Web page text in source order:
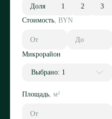
Доля 1 2 3
Стоимость, BYN
Микрорайон
Выбрано: 1
Площадь, м²